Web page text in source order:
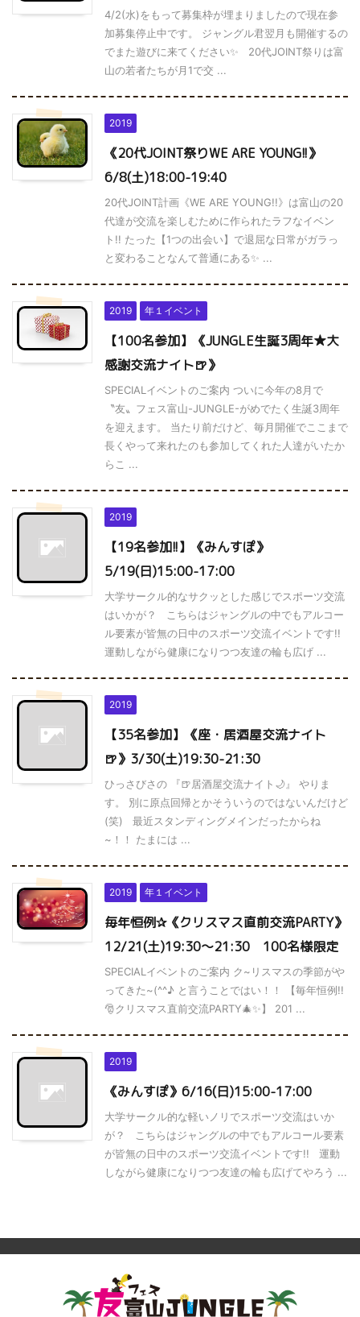
4/2(水)をもって募集枠が埋まりましたので現在参
加募集停止中です。 ジャングル君翌月も開催するの
でまた遊びに来てください✨ 20代JOINT祭りは富
山の若者たちが月1で交 ...
2019
《20代JOINT祭りWE ARE YOUNG!!》
6/8(土)18:00-19:40
20代JOINT計画《WE ARE YOUNG!!》は富山の20
代達が交流を楽しむために作られたラフなイベン
ト!! たった【1つの出会い】で退屈な日常がガラっ
と変わることなんて普通にある✨ ...
2019 年１イベント
【100名参加】《JUNGLE生誕3周年★大
感謝交流ナイト🍺》
SPECIALイベントのご案内 ついに今年の8月で
〝友〟フェス富山-JUNGLE-がめでたく生誕3周年
を迎えます。 当たり前だけど、毎月開催でここまで
長くやって来れたのも参加してくれた人達がいたか
らこ ...
2019
【19名参加!!】《みんすぽ》
5/19(日)15:00-17:00
大学サークル的なサクッとした感じでスポーツ交流
はいかが？ こちらはジャングルの中でもアルコー
ル要素が皆無の日中のスポーツ交流イベントです!!
運動しながら健康になりつつ友達の輪も広げ ...
2019
【35名参加】《座・居酒屋交流ナイト
🍺》3/30(土)19:30-21:30
ひっさびさの 『🍺居酒屋交流ナイト🌙』 やりま
す。 別に原点回帰とかそういうのではないんだけど
(笑) 最近スタンディングメインだったからね
~！！ たまには ...
2019 年１イベント
毎年恒例✰《クリスマス直前交流PARTY》
12/21(土)19:30～21:30 100名様限定
SPECIALイベントのご案内 ク~リスマスの季節がや
ってきた~(^^♪ と言うことではい！！ 【毎年恒例!!
🎅クリスマス直前交流PARTY🎄✨】 201 ...
2019
《みんすぽ》6/16(日)15:00-17:00
大学サークル的な軽いノリでスポーツ交流はいか
が？ こちらはジャングルの中でもアルコール要素
が皆無の日中のスポーツ交流イベントです!! 運動
しながら健康になりつつ友達の輪も広げてやろう ...